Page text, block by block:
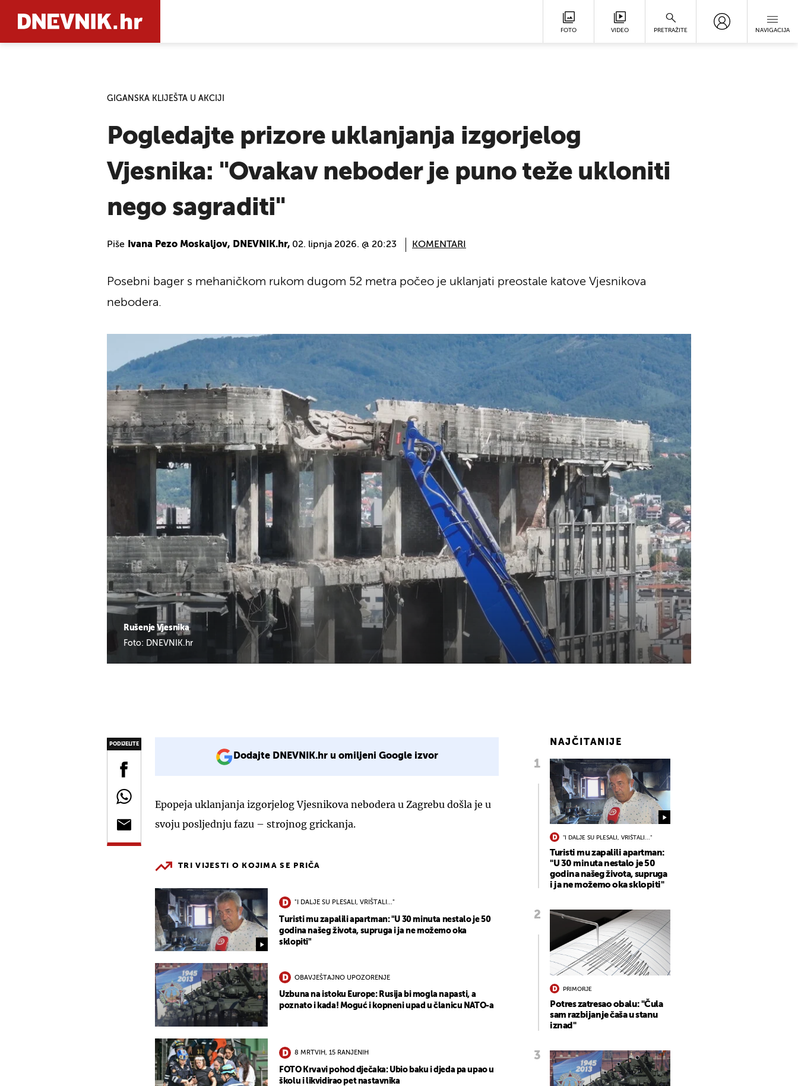
FOTO VIDEO PRETRAŽITE NAVIGACIJA
GIGANSKA KLIJEŠTA U AKCIJI
Pogledajte prizore uklanjanja izgorjelog
Vjesnika: "Ovakav neboder je puno teže ukloniti
nego sagraditi"
Piše Ivana Pezo Moskaljov, DNEVNIK.hr, 02. lipnja 2026. @ 20:23 KOMENTARI
Rušenje Vjesnika
Foto: DNEVNIK.hr
Posebni bager s mehaničkom rukom dugom 52 metra počeo je uklanjati preostale katove Vjesnikova
nebodera.
PODIJELITE
Dodajte DNEVNIK.hr u omiljeni Google izvor
Epopeja uklanjanja izgorjelog Vjesnikova nebodera u Zagrebu došla je u
svoju posljednju fazu – strojnog grickanja.
TRI VIJESTI O KOJIMA SE PRIČA
"I DALJE SU PLESALI, VRIŠTALI..."
Turisti mu zapalili apartman: "U 30 minuta nestalo je 50
godina našeg života, supruga i ja ne možemo oka
sklopiti"
OBAVJEŠTAJNO UPOZORENJE
Uzbuna na istoku Europe: Rusija bi mogla napasti, a
poznato i kada! Moguć i kopneni upad u članicu NATO-a
8 MRTVIH, 15 RANJENIH
FOTO Krvavi pohod dječaka: Ubio baku i djeda pa upao u
školu i likvidirao pet nastavnika
NAJČITANIJE
"I DALJE SU PLESALI, VRIŠTALI..."
Turisti mu zapalili apartman:
"U 30 minuta nestalo je 50
godina našeg života, supruga
i ja ne možemo oka sklopiti"
PRIMORJE
Potres zatresao obalu: "Čula
sam razbijanje čaša u stanu
iznad"